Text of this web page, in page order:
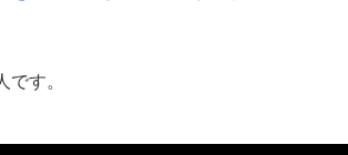
です。